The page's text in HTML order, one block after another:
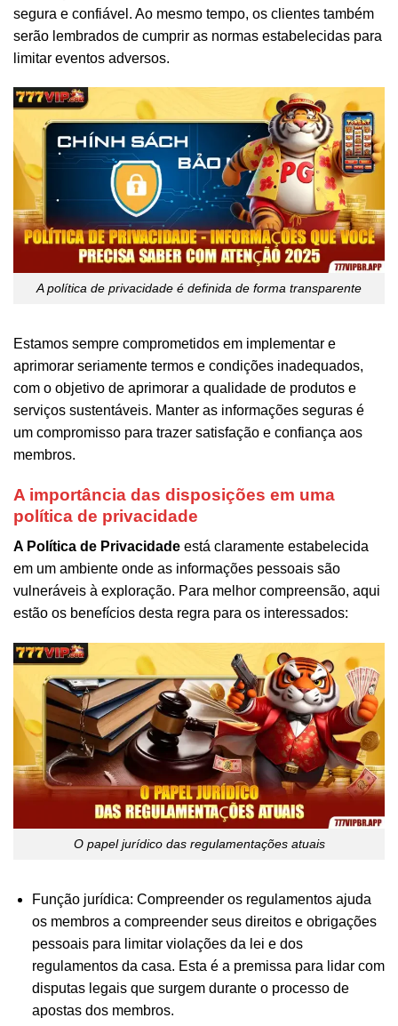
segura e confiável. Ao mesmo tempo, os clientes também
serão lembrados de cumprir as normas estabelecidas para
limitar eventos adversos.
A política de privacidade é definida de forma transparente
Estamos sempre comprometidos em implementar e
aprimorar seriamente termos e condições inadequados,
com o objetivo de aprimorar a qualidade de produtos e
serviços sustentáveis. Manter as informações seguras é
um compromisso para trazer satisfação e confiança aos
membros.
A importância das disposições em uma
política de privacidade
A Política de Privacidade está claramente estabelecida
em um ambiente onde as informações pessoais são
vulneráveis ​​à exploração. Para melhor compreensão, aqui
estão os benefícios desta regra para os interessados:
O papel jurídico das regulamentações atuais
Função jurídica: Compreender os regulamentos ajuda
os membros a compreender seus direitos e obrigações
pessoais para limitar violações da lei e dos
regulamentos da casa. Esta é a premissa para lidar com
disputas legais que surgem durante o processo de
apostas dos membros.